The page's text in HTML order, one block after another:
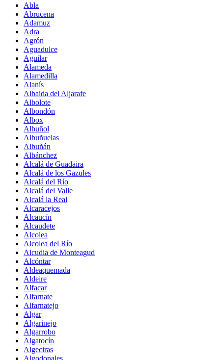
Abla
Abrucena
Adamuz
Adra
Agrón
Aguadulce
Aguilar
Alameda
Alamedilla
Alanís
Albaida del Aljarafe
Albolote
Albondón
Albox
Albuñol
Albuñuelas
Albuñán
Albánchez
Alcalá de Guadaira
Alcalá de los Gazules
Alcalá del Río
Alcalá del Valle
Alcalá la Real
Alcaracejos
Alcaucín
Alcaudete
Alcolea
Alcolea del Río
Alcudia de Monteagud
Alcóntar
Aldeaquemada
Aldeire
Alfacar
Alfarnate
Alfarnatejo
Algar
Algarinejo
Algarrobo
Algatocín
Algeciras
Algodonales